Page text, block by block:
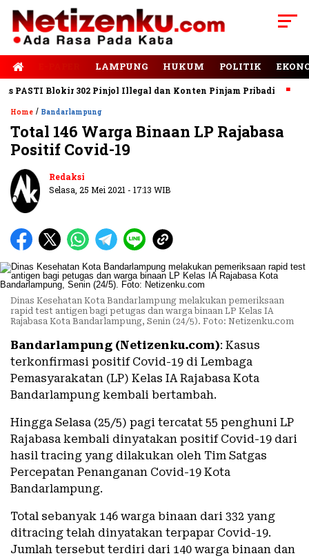
LAMPUNG HUKUM POLITIK
Blokir 302 Pinjol Illegal dan Konten Pinjam Pribadi
Home / Bandarlampung
Total 146 Warga Binaan LP Rajabasa
Positif Covid-19
Redaksi
Selasa, 25 Mei 2021 - 17:13 WIB
Dinas Kesehatan Kota Bandarlampung melakukan pemeriksaan
rapid test antigen bagi petugas dan warga binaan LP Kelas IA
Rajabasa Kota Bandarlampung, Senin (24/5). Foto: Netizenku.com
Bandarlampung (Netizenku.com): Kasus
terkonfirmasi positif Covid-19 di Lembaga
Pemasyarakatan (LP) Kelas IA Rajabasa Kota
Bandarlampung kembali bertambah.
Hingga Selasa (25/5) pagi tercatat 55 penghuni LP
Rajabasa kembali dinyatakan positif Covid-19 dari
hasil tracing yang dilakukan oleh Tim Satgas
Percepatan Penanganan Covid-19 Kota
Bandarlampung.
Total sebanyak 146 warga binaan dari 332 yang
ditracing telah dinyatakan terpapar Covid-19.
Jumlah tersebut terdiri dari 140 warga binaan dan